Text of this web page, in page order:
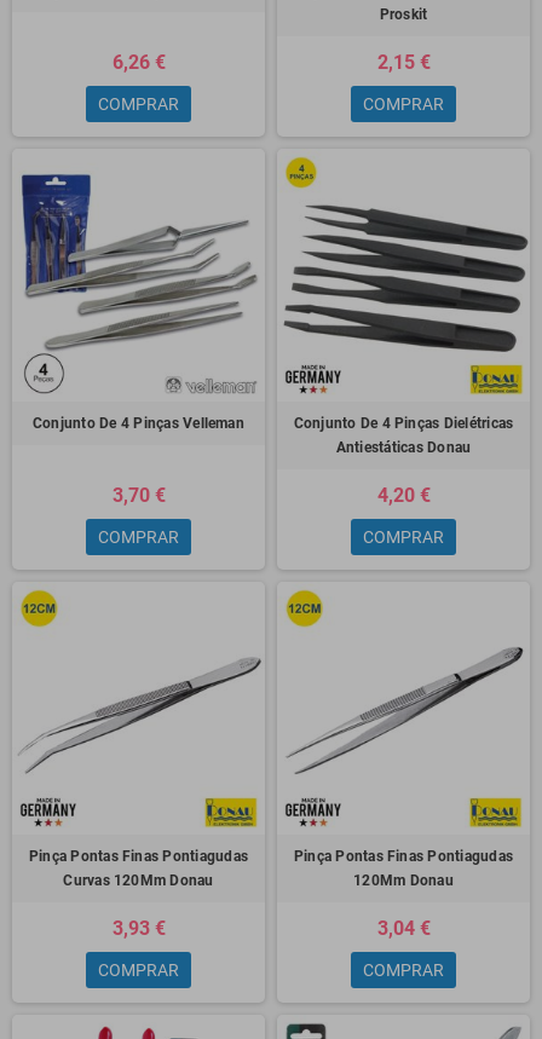
6,26 €
COMPRAR
Proskit
2,15 €
COMPRAR
Conjunto De 4 Pinças Velleman
3,70 €
COMPRAR
Conjunto De 4 Pinças Dielétricas
Antiestáticas Donau
4,20 €
COMPRAR
Pinça Pontas Finas Pontiagudas
Curvas 120Mm Donau
3,93 €
COMPRAR
Pinça Pontas Finas Pontiagudas
120Mm Donau
3,04 €
COMPRAR